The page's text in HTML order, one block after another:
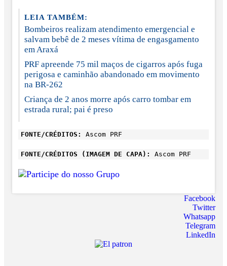
LEIA TAMBÉM:
Bombeiros realizam atendimento emergencial e
salvam bebê de 2 meses vítima de engasgamento
em Araxá
PRF apreende 75 mil maços de cigarros após fuga
perigosa e caminhão abandonado em movimento
na BR-262
Criança de 2 anos morre após carro tombar em
estrada rural; pai é preso
FONTE/CRÉDITOS: Ascom PRF
FONTE/CRÉDITOS (IMAGEM DE CAPA): Ascom PRF
Facebook
Twitter
Whatsapp
Telegram
LinkedIn